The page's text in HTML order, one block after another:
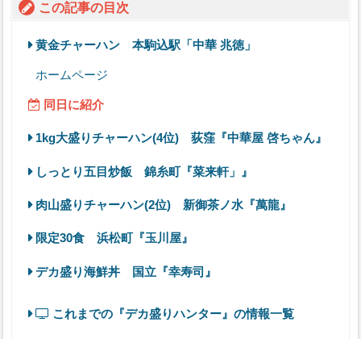
この記事の目次
黄金チャーハン 本駒込駅「中華 兆徳」
ホームページ
同日に紹介
1kg大盛りチャーハン(4位) 荻窪『中華屋 啓ちゃん』
しっとり五目炒飯 錦糸町『菜来軒」』
肉山盛りチャーハン(2位) 新御茶ノ水『萬龍』
限定30食 浜松町『玉川屋』
デカ盛り海鮮丼 国立『幸寿司』
これまでの『デカ盛りハンター』の情報一覧